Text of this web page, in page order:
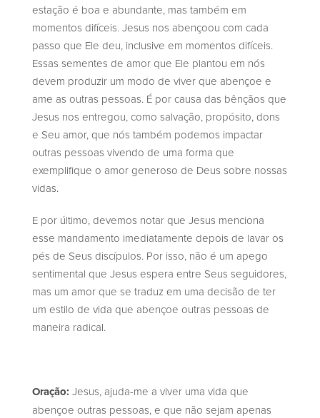
estação é boa e abundante, mas também em
momentos difíceis. Jesus nos abençoou com cada
passo que Ele deu, inclusive em momentos difíceis.
Essas sementes de amor que Ele plantou em nós
devem produzir um modo de viver que abençoe e
ame as outras pessoas. É por causa das bênçãos que
Jesus nos entregou, como salvação, propósito, dons
e Seu amor, que nós também podemos impactar
outras pessoas vivendo de uma forma que
exemplifique o amor generoso de Deus sobre nossas
vidas.
E por último, devemos notar que Jesus menciona
esse mandamento imediatamente depois de lavar os
pés de Seus discípulos. Por isso, não é um apego
sentimental que Jesus espera entre Seus seguidores,
mas um amor que se traduz em uma decisão de ter
um estilo de vida que abençoe outras pessoas de
maneira radical.
Oração: Jesus, ajuda-me a viver uma vida que
abençoe outras pessoas, e que não sejam apenas